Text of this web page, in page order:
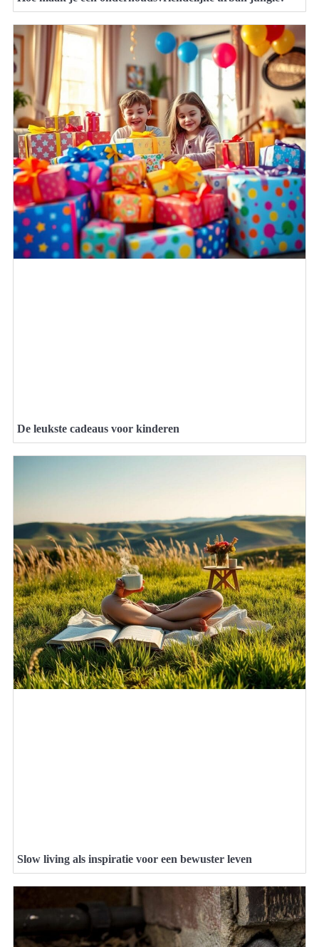
De leukste cadeaus voor kinderen
Slow living als inspiratie voor een bewuster leven